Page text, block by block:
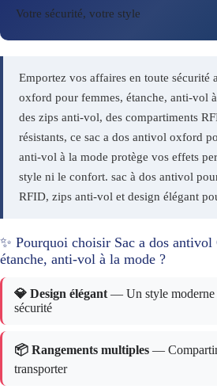
Votre sécurité, votre style
Emportez vos affaires en toute sécurité
oxford pour femmes, étanche, anti-vol
des zips anti-vol, des compartiments
résistants, ce sac a dos antivol oxford
anti-vol à la mode protège vos effets
style ni le confort. sac à dos antivol
RFID, zips anti-vol et design élégant
✨ Pourquoi choisir Sac a dos
étanche, anti-vol à la mode ?
💎 Design élégant — Un style moderne
sécurité
📦 Rangements multiples —
transporter